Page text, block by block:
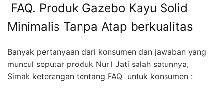
FAQ. Produk Gazebo Kayu Solid
Minimalis Tanpa Atap berkualitas
Banyak pertanyaan dari konsumen dan jawaban yang
muncul seputar produk Nuril Jati salah satunnya,
Simak keterangan tentang FAQ untuk konsumen :